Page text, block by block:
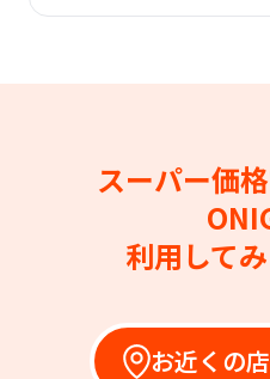
スーパー価
利用して
お近くの